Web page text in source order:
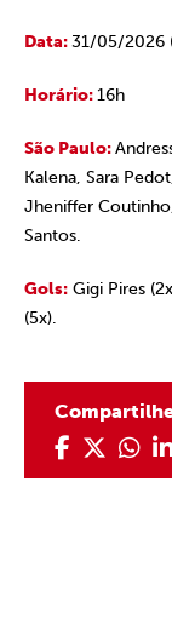
Data:31/05/2026
Horário:16h
São Paulo:
Kalena, Sara
Jheniffer
Santos.
Gols: Gigi Pires
(5x).